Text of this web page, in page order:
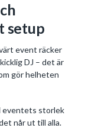
setup
event räcker
DJ – det är
gör helheten
eventets storlek
når ut till alla.